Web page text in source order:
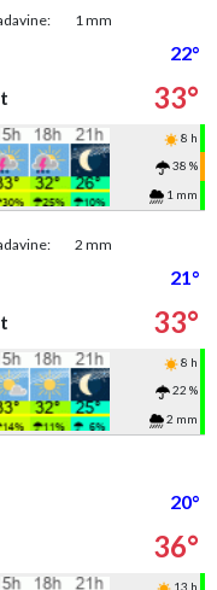
1 mm
22°
33°
8 h
38 %
1 mm
2 mm
21°
33°
8 h
22 %
2 mm
20°
36°
13 h